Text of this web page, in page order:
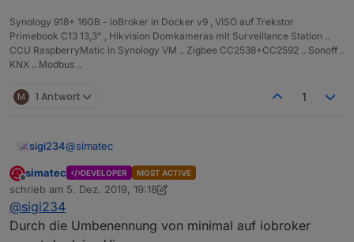
Synology 918+ 16GB - ioBroker in Docker v9 , VISO auf Trekstor
Primebook C13 13,3" , Hikvision Domkameras mit Surveillance Station ..
CCU RaspberryMatic in Synology VM .. Zigbee CC2538+CC2592 .. Sonoff ..
KNX .. Modbus ..
M 1 Antwort 1
sigi234@simatec
Hallo, seit dem update schaut die Formatierung von
backitup.0.history.html anders aus, hast du was
Muss ich was umstellen?
Offline
simatec DEVELOPER MOST ACTIVE
schrieb am 5. Dez. 2019, 19:18
zuletzt editiert von simatec12. Mai 2019, 20:19
@sigi234
Durch die Umbenennung von minimal auf iobroker